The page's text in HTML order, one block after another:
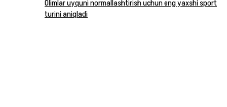
Olimlar uyquni normallashtirish uchun eng yaxshi sport
turini aniqladi